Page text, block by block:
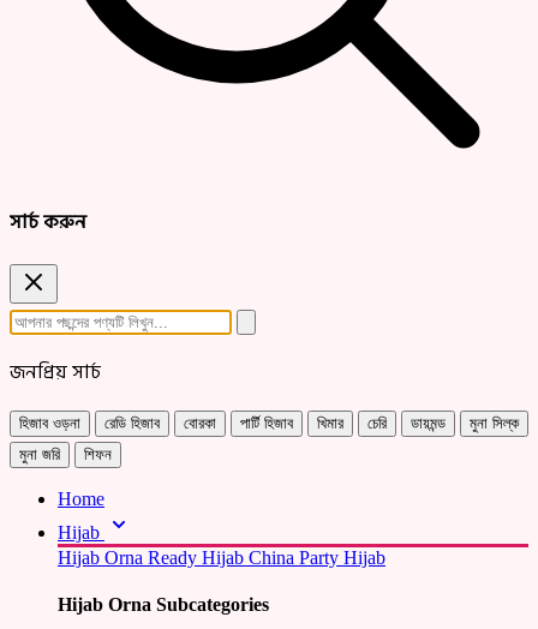
সার্চ করুন
জনপ্রিয় সার্চ
হিজাব ওড়না রেডি হিজাব বোরকা পার্টি হিজাব খিমার চেরি ডায়মন্ড
মুনা সিল্ক
মুনা জরি
শিফন
Home
Hijab
Hijab Orna Ready Hijab China Party Hijab
Hijab Orna Subcategories